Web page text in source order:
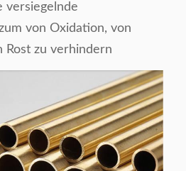
versiegelnde
von Oxidation, von
Rost zu verhindern